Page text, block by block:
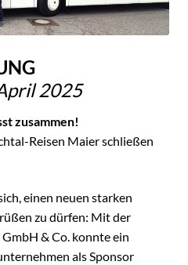
2025
zusammen!
Reisen Maier schließen
einen neuen starken
zu dürfen: Mit der
& Co. konnte ein
als Sponsor